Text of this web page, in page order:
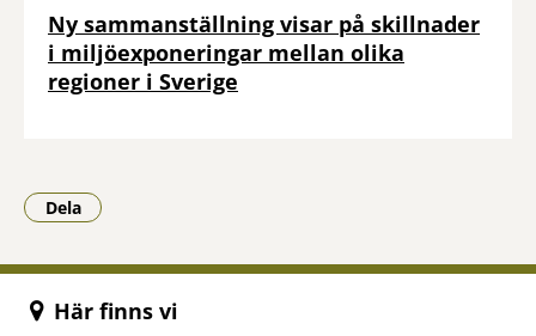
Ny sammanställning visar på skillnader
i miljöexponeringar mellan olika
regioner i Sverige
Dela
- Klicka för att öppna delningsalternativ.
Här finns vi